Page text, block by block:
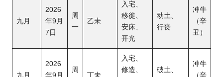
九月
2026
年9月
7日
周
一
乙未
入宅、
移徙、
安床、
开光
动土、
行丧
冲牛
（辛
丑）
九月
2026
年9月
周
丁未
入宅、
修造、
破土、
冲牛
（辛